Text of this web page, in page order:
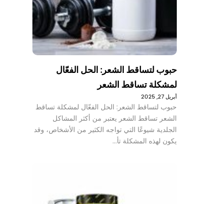
حبوب لتساقط الشعر: الحل الفعّال
لمشكلة تساقط الشعر
أبريل 27, 2025
حبوب لتساقط الشعر: الحل الفعّال لمشكلة تساقط
الشعر تساقط الشعر يعتبر من أكثر المشاكل
الجلدية شيوعًا التي تواجه الكثير من الأشخاص، وقد
يكون لهذه المشكلة تأ…